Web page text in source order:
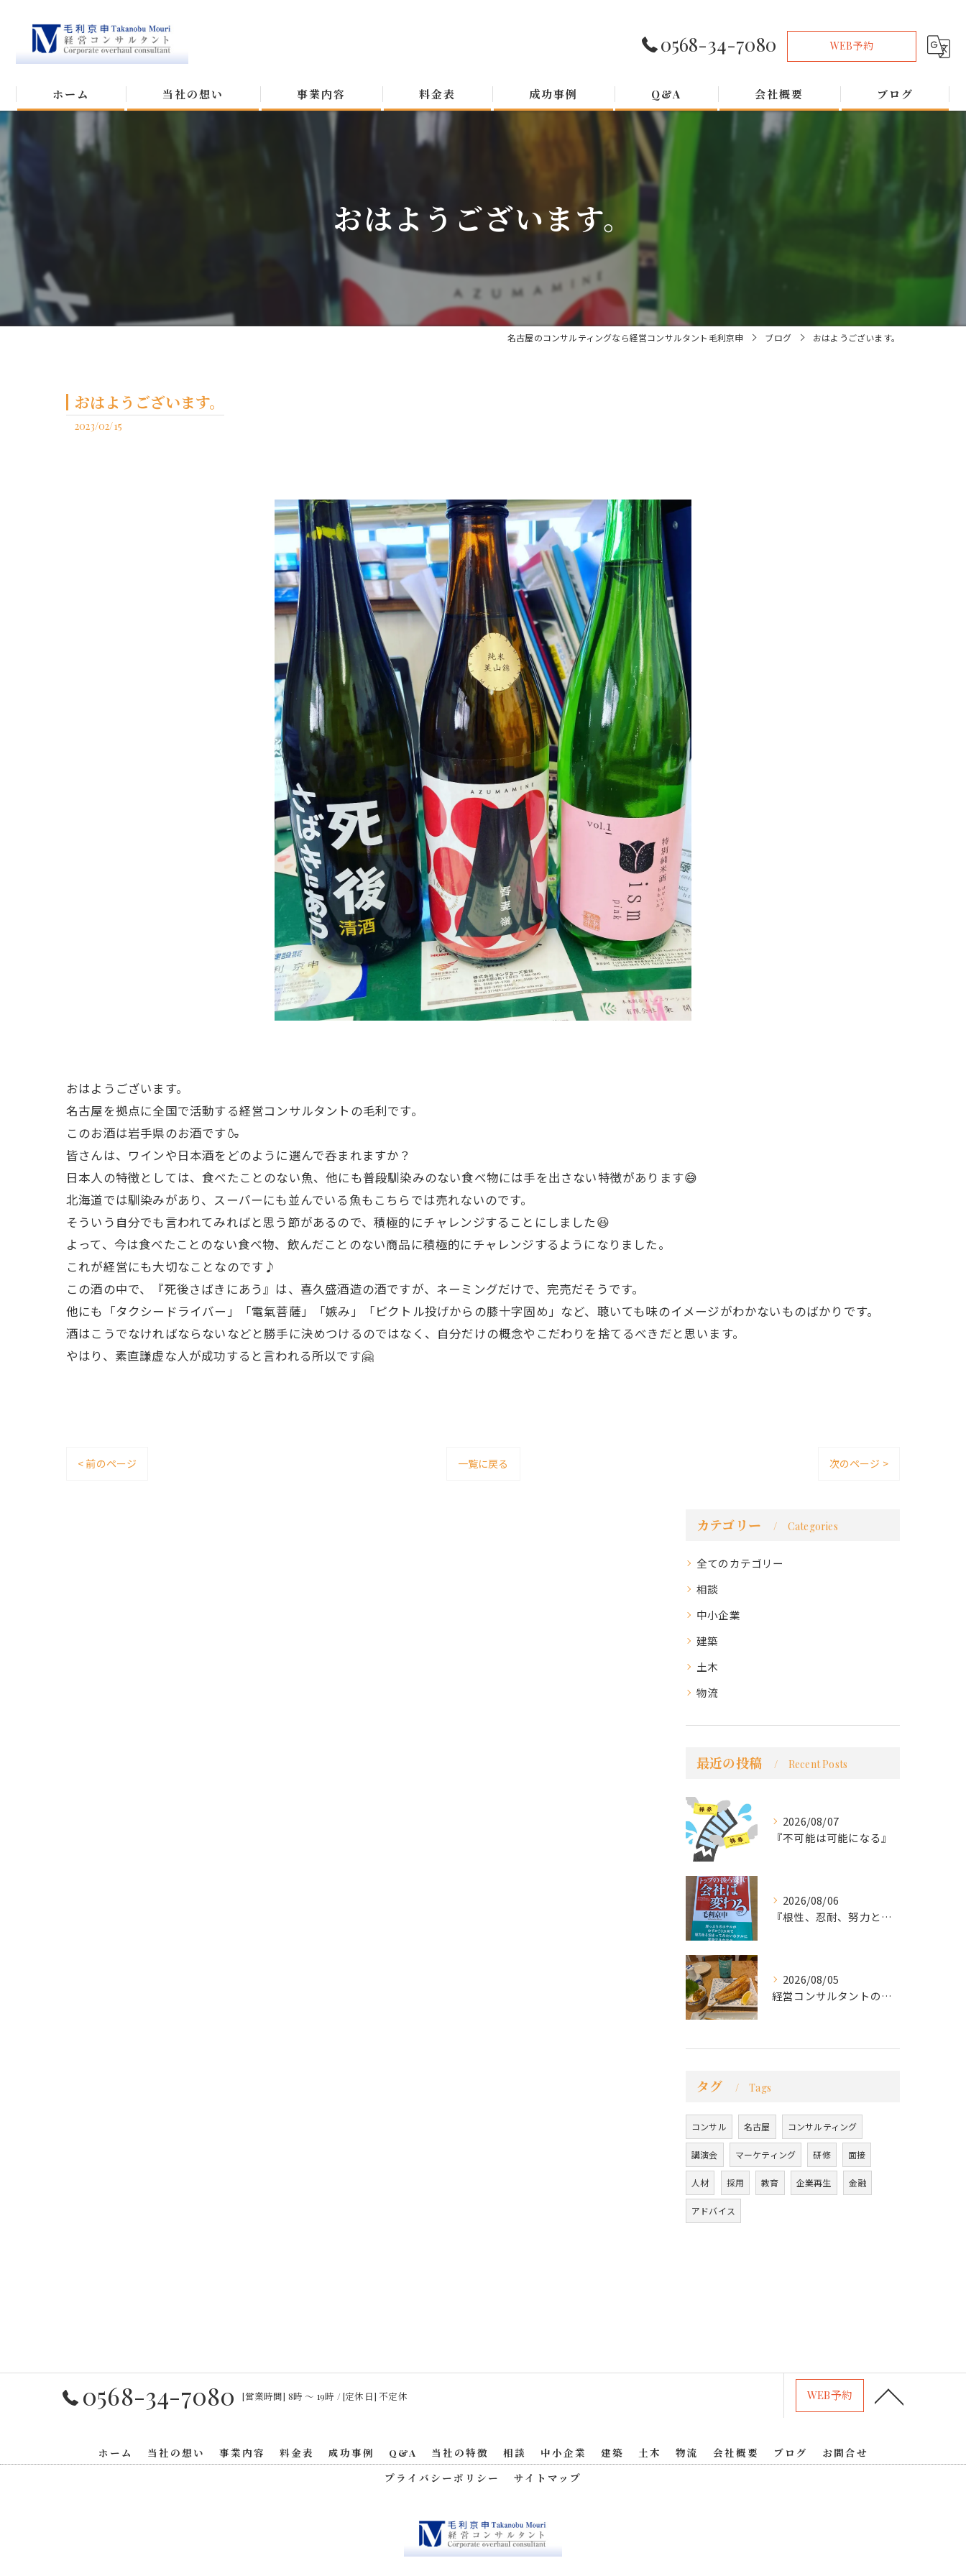
0568-34-7080 WEB予約
ホーム 当社の想い 事業内容 料金表 成功事例 Q&A 会社概要 ブログ
おはようございます。
名古屋のコンサルティングなら経営コンサルタント毛利京申 ブログ おはようございます。
おはようございます。
2023/02/15
おはようございます。
名古屋を拠点に全国で活動する経営コンサルタントの毛利です。
このお酒は岩手県のお酒です🍶
皆さんは、ワインや日本酒をどのように選んで呑まれますか？
日本人の特徴としては、食べたことのない魚、他にも普段馴染みのない食べ物には手を出さない特徴があります😅
北海道では馴染みがあり、スーパーにも並んでいる魚もこちらでは売れないのです。
そういう自分でも言われてみればと思う節があるので、積極的にチャレンジすることにしました😆
よって、今は食べたことのない食べ物、飲んだことのない商品に積極的にチャレンジするようになりました。
これが経営にも大切なことなのです♪
この酒の中で、『死後さばきにあう』は、喜久盛酒造の酒ですが、ネーミングだけで、完売だそうです。
他にも「タクシードライバー」「電氣菩薩」「嫉み」「ピクトル投げからの膝十字固め」など、聴いても味のイメージがわかないものばかりです。
酒はこうでなければならないなどと勝手に決めつけるのではなく、自分だけの概念やこだわりを捨てるべきだと思います。
やはり、素直謙虚な人が成功すると言われる所以です🤗
< 前のページ 一覧に戻る 次のページ >
カテゴリー Categories
全てのカテゴリー
相談
中小企業
建築
土木
物流
最近の投稿 Recent Posts
2026/08/07
『不可能は可能になる』
2026/08/06
『根性、忍耐、努力という言葉は死語なのか』
2026/08/05
経営コンサルタントのモーちゃん・毛利京申です。
タグ Tags
コンサル 名古屋 コンサルティング
講演会 マーケティング 研修 面接
人材 採用 教育 企業再生 金融
アドバイス
0568-34-7080 [営業時間] 8時 〜 19時 / [定休日] 不定休 WEB予約
ホーム 当社の想い 事業内容 料金表 成功事例 Q&A 当社の特徴 相談 中小企業 建築 土木 物流 会社概要 ブログ
お問合せ
プライバシーポリシー
サイトマップ